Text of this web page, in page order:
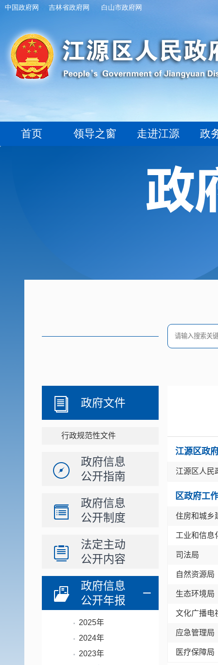
政府文件
行政规范性文件
政府信息
公开指南
政府信息
公开制度
法定主动
公开内容
政府信息
公开年报
2025年
2024年
2023年
江源区政
江源区人民
区政府工
住房和城乡
工业和信息
司法局
自然资源局
生态环境局
文化广播电
应急管理局
医疗保障局